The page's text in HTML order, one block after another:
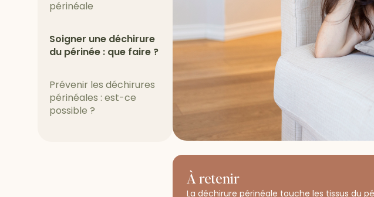
périnéale
Soigner une déchirure
du périnée : que faire ?
Prévenir les déchirures
périnéales : est-ce
possible ?
À retenir
La déchirure périnéale touche les tissus du